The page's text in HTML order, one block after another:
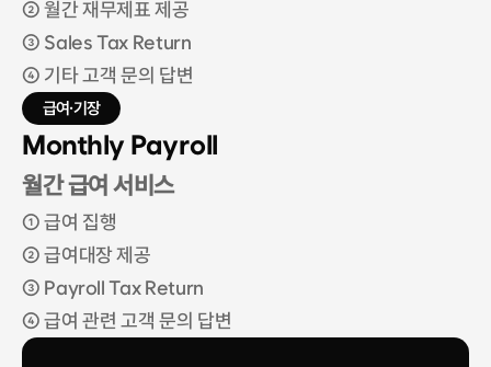
② 월간 재무제표 제공
③ Sales Tax Return
④ 기타 고객 문의 답변
급여·기장
Monthly Payroll
월간 급여 서비스
① 급여 집행
② 급여대장 제공
③ Payroll Tax Return
④ 급여 관련 고객 문의 답변